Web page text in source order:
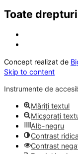
Toate
Concept realizat de
Skip to content
Instrumente de
Măriți textul
Micșorați
Alb-negru
Contrast
Contrast